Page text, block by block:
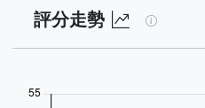
香港賽馬會賽駒的完
評分走勢 精益